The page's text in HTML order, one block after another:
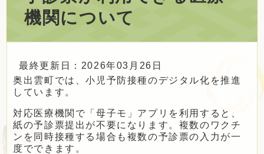
子育て・教育
定住・観光・
事業者の方へ
機関について
最終更新日：2026年03月26日
奥出雲町では、小児予防接種のデジタル化を推進
しています。
対応医療機関で「母子モ」アプリを利用すると、
紙の予診票提出が不要になります。複数のワクチ
ンを同時接種する場合も複数の予診票の入力が一
度でできます。